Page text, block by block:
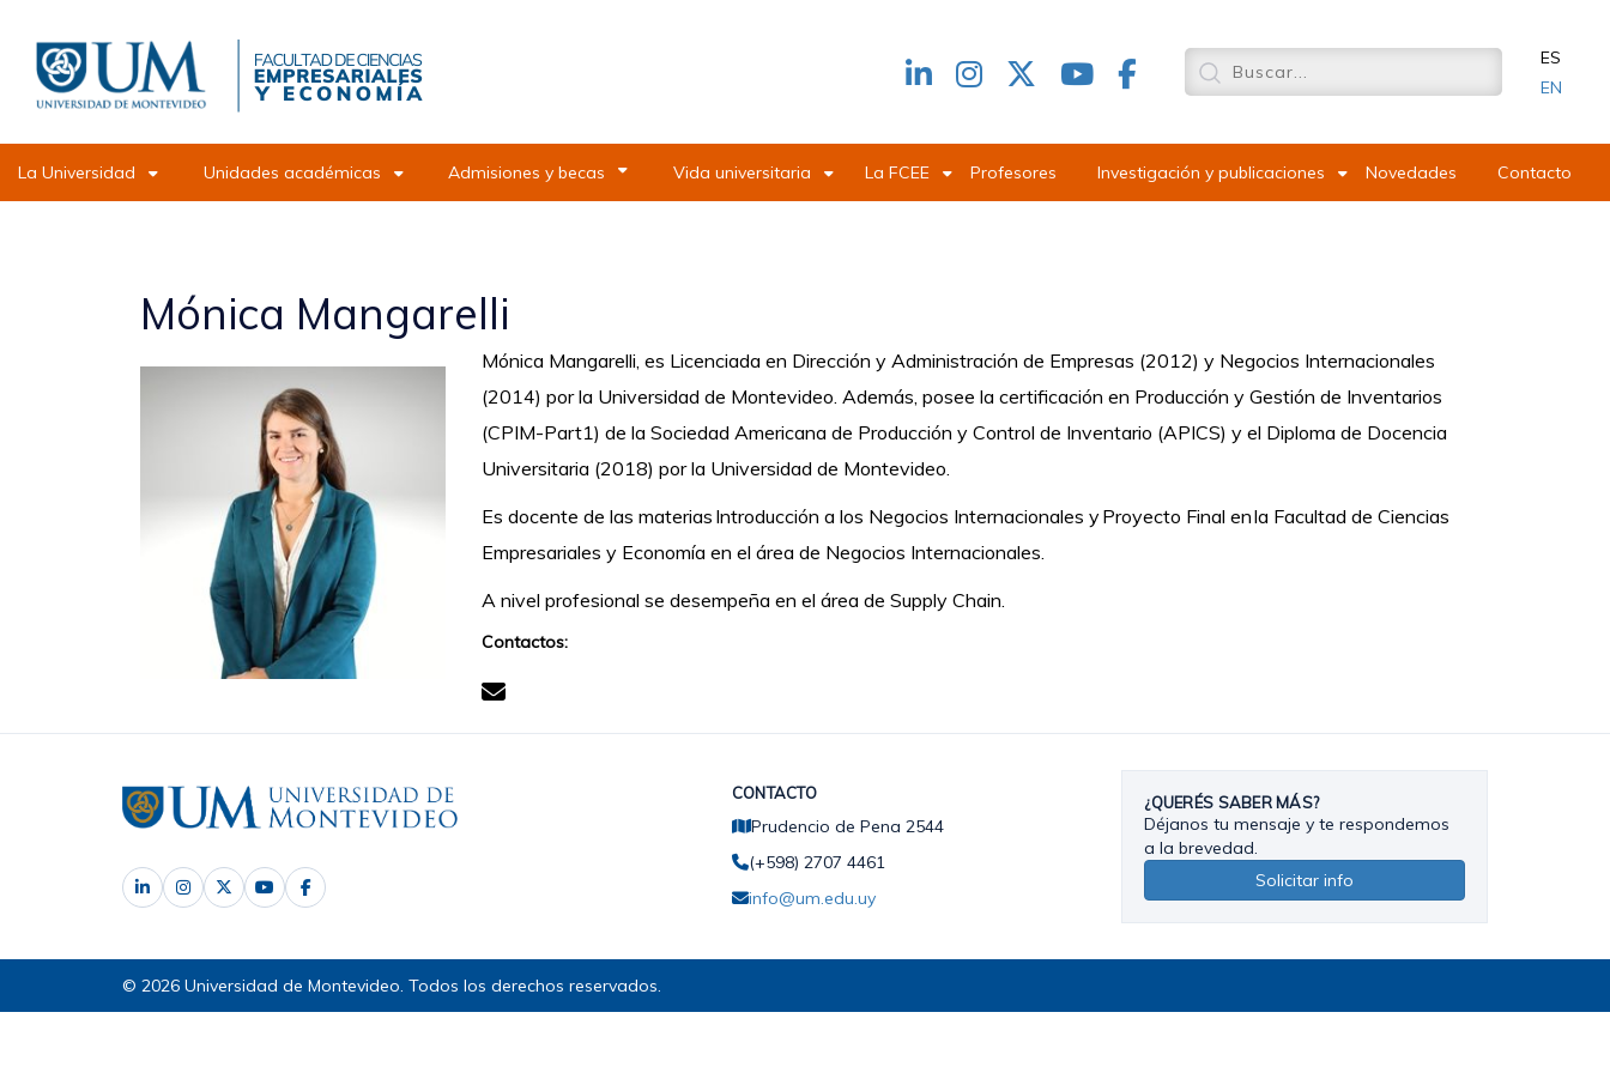
contenido
principal
Redes
header
ES
EN
La Universidad Unidades académicas Admisiones y becas Vida universitaria La FCEE Profesores Investigación y publicaciones Novedades Contacto
Mónica Mangarelli
Mónica Mangarelli, es Licenciada en Dirección y Administración de Empresas (2012) y Negocios Internacionales
(2014) por la Universidad de Montevideo. Además, posee la certificación en Producción y Gestión de Inventarios
(CPIM-Part1) de la Sociedad Americana de Producción y Control de Inventario (APICS) y el Diploma de Docencia
Universitaria (2018) por la Universidad de Montevideo.
Es docente de las materias Introducción a los Negocios Internacionales y Proyecto Final en la Facultad de Ciencias
Empresariales y Economía en el área de Negocios Internacionales.
A nivel profesional se desempeña en el área de Supply Chain.
Contactos:
CONTACTO
Prudencio de Pena 2544
(+598) 2707 4461
info@um.edu.uy
¿QUERÉS SABER MÁS?
Déjanos tu mensaje y te respondemos
a la brevedad.
Solicitar info
© 2026 Universidad de Montevideo. Todos los derechos reservados.